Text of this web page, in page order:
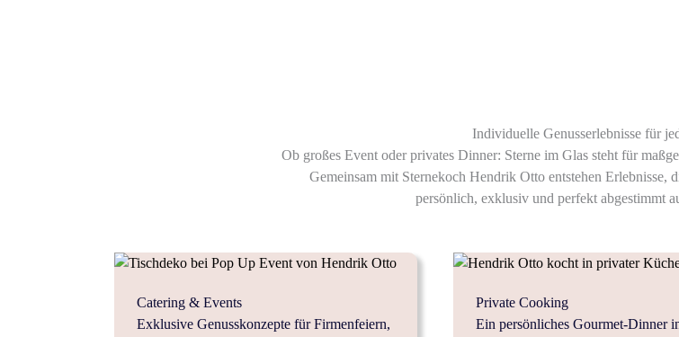
Individuelle Genusserlebnisse für
Ob großes Event oder privates Dinner: Sterne im Glas steht für
Gemeinsam mit Sternekoch Hendrik Otto entstehen Erlebnisse,
persönlich, exklusiv und perfekt abgestimmt
Catering & Events
Exklusive Genusskonzepte für Firmenfeiern,
Private Cooking
Ein persönliches Gourmet-Dinner